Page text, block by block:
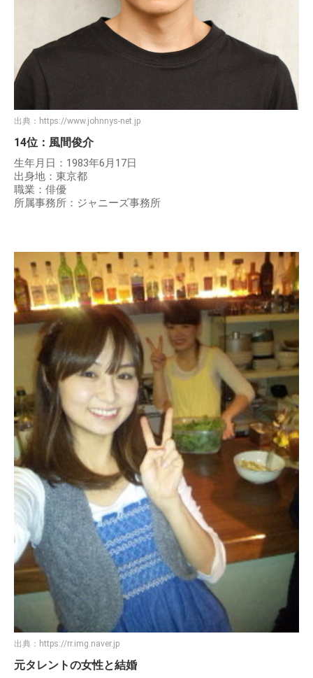
出典： https://www.johnnys-net.jp
14位：風間俊介
生年月日：1983年6月17日
出身地：東京都
職業：俳優
所属事務所：ジャニーズ事務所
出典： https://rr.img.naver.jp
元タレントの女性と結婚